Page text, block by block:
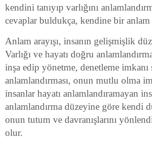
kendini tanıyıp varlığını
cevaplar buldukça, kendine bir anlam
Anlam arayışı, insanın gelişmişlik
Varlığı ve hayatı doğru
inşa edip yönetme, denetleme imkanı
anlamlandırması, onun mutlu olma
insanlar hayatı anlamlandıramayan
anlamlandırma düzeyine göre kendi
onun tutum ve davranışlarını
olur.